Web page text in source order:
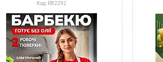
RB2292